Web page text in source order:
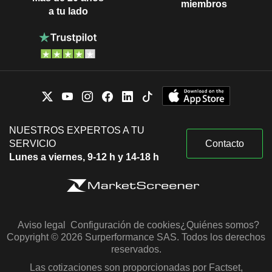
a tu lado
miembros
NUESTROS EXPERTOS A TU
SERVICIO
Lunes a viernes, 9-12 h y 14-18 h
Contacto
Aviso legal Configuración de cookies¿Quiénes somos?
Copyright © 2026 Surperformance SAS. Todos los derechos
reservados.
Las cotizaciones son proporcionadas por Factset,